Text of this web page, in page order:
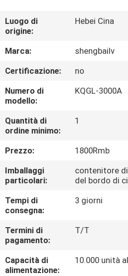
CIRCA
NOI
GIRO
DELLA
FABBRICA
CONTROLLO
DI
QUALITÀ
CONTATTICI
NOTIZIE
CASI
Luogo di
origine:
Hebei Cina
Marca:
shengbailv
Certificazione:
no
Numero di
modello:
KQGL-3000A
Quantità di
ordine minimo:
1
Prezzo:
1800Rmb
Imballaggi
particolari:
contenitore
del bordo di
Tempi di
consegna:
3 giorni
Termini di
pagamento:
T/T
Capacità di
alimentazione:
10.000 unità